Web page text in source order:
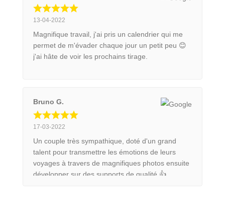
13-04-2022
Magnifique travail, j'ai pris un calendrier qui me
permet de m'évader chaque jour un petit peu 😊
j'ai hâte de voir les prochains tirage.
Bruno G.
17-03-2022
Un couple très sympathique, doté d'un grand
talent pour transmettre les émotions de leurs
voyages à travers de magnifiques photos ensuite
développer sur des supports de qualité 👍